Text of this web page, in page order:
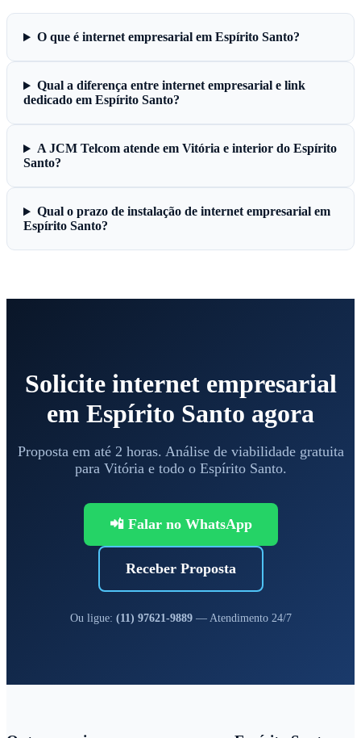
O que é internet empresarial em Espírito Santo?
Qual a diferença entre internet empresarial e link
dedicado em Espírito Santo?
A JCM Telcom atende em Vitória e interior do Espírito
Santo?
Qual o prazo de instalação de internet empresarial em
Espírito Santo?
Solicite internet empresarial
em Espírito Santo agora
Proposta em até 2 horas. Análise de viabilidade gratuita
para Vitória e todo o Espírito Santo.
📲 Falar no WhatsApp
Receber Proposta
Ou ligue: (11) 97621-9889— Atendimento 24/7